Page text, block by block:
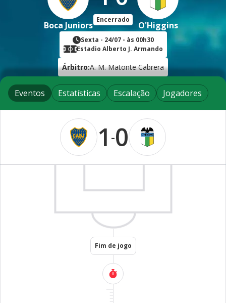
Boca Juniors
Encerrado
O'Higgins
Sexta - 24/07- às 00h30
Estadio Alberto J. Armando
Árbitro:A. M. Matonte Cabrera
Eventos Estatísticas Escalação Jogadores
1 -0
Fim de jogo